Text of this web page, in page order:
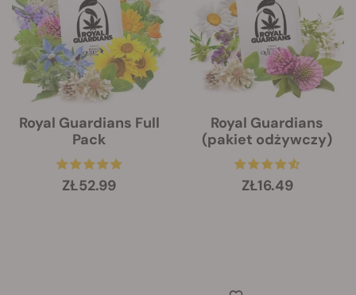
Royal Guardians Full
Pack
ZŁ52.99
Royal Guardians
(pakiet odżywczy)
ZŁ16.49